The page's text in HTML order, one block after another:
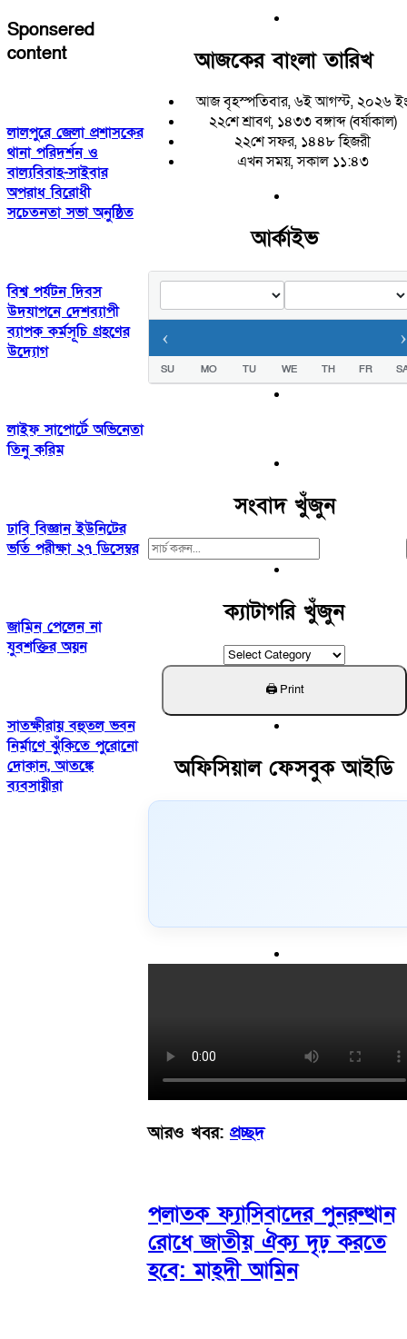
Sponsered
content
লালপুরে জেলা প্রশাসকের
থানা পরিদর্শন ও
বাল্যবিবাহ-সাইবার
অপরাধ বিরোধী
সচেতনতা সভা অনুষ্ঠিত
বিশ্ব পর্যটন দিবস
উদযাপনে দেশব্যাপী
ব্যাপক কর্মসূচি গ্রহণের
উদ্যোগ
লাইফ সাপোর্টে অভিনেতা
তিনু করিম
ঢাবি বিজ্ঞান ইউনিটের
ভর্তি পরীক্ষা ২৭ ডিসেম্বর
জামিন পেলেন না
যুবশক্তির অয়ন
সাতক্ষীরায় বহুতল ভবন
নির্মাণে ঝুঁকিতে পুরোনো
দোকান, আতঙ্কে
ব্যবসায়ীরা
আজকের বাংলা তারিখ
আজ বৃহস্পতিবার, ৬ই আগস্ট, ২০২৬
২২শে শ্রাবণ, ১৪৩৩ বঙ্গাব্দ (বর্ষাকাল)
২২শে সফর, ১৪৪৮ হিজরী
এখন সময়, সকাল ১১:৪৩
আর্কাইভ
‹ ›
SU MO TU WE TH FR
সংবাদ খুঁজুন
Search
ক্যাটাগরি খুঁজুন
ক্যাটাগরি
খুঁজুন
অফিসিয়াল ফেসবুক আইডি
আরও খবর: প্রচ্ছদ
পলাতক ফ্যাসিবাদের পুনরুত্থান
রোধে জাতীয় ঐক্য দৃঢ় করতে
হবে: মাহ্দী আমিন